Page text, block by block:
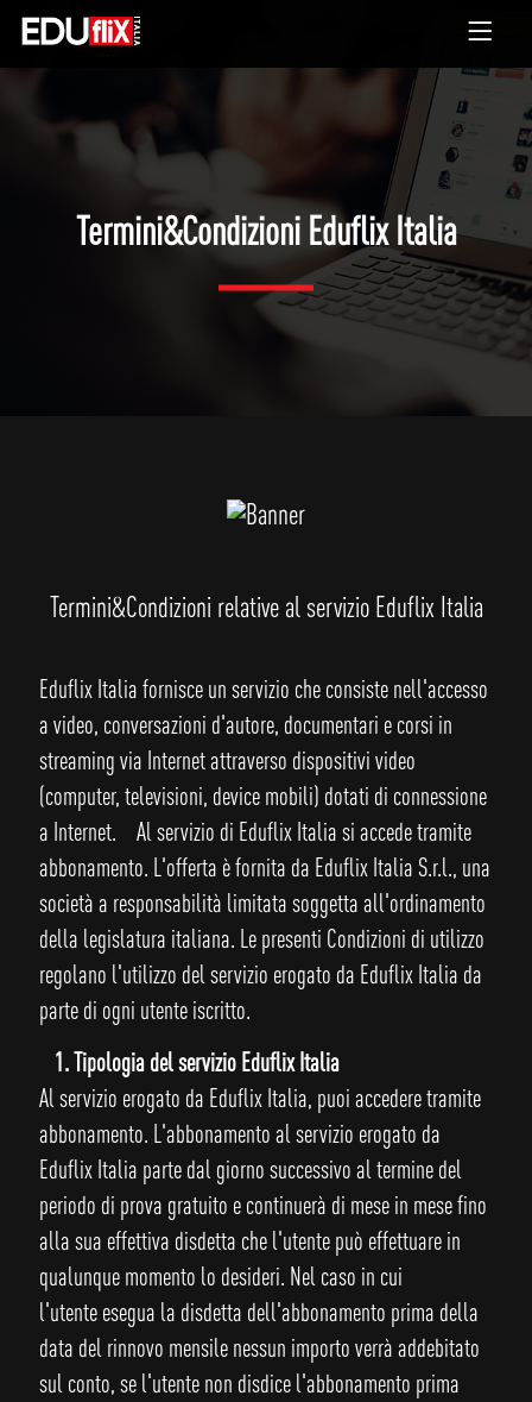
Termini&Condizioni Eduflix Italia
Termini&Condizioni relative al servizio Eduflix Italia
Eduflix Italia fornisce un servizio che consiste nell'accesso
a video, conversazioni d'autore, documentari e corsi in
streaming via Internet attraverso dispositivi video
(computer, televisioni, device mobili) dotati di connessione
a Internet. Al servizio di Eduflix Italia si accede tramite
abbonamento. L'offerta è fornita da Eduflix Italia S.r.l., una
società a responsabilità limitata soggetta all'ordinamento
della legislatura italiana. Le presenti Condizioni di utilizzo
regolano l'utilizzo del servizio erogato da Eduflix Italia da
parte di ogni utente iscritto.
1. Tipologia del servizio Eduflix Italia
Al servizio erogato da Eduflix Italia, puoi accedere tramite
abbonamento. L'abbonamento al servizio erogato da
Eduflix Italia parte dal giorno successivo al termine del
periodo di prova gratuito e continuerà di mese in mese fino
alla sua effettiva disdetta che l'utente può effettuare in
qualunque momento lo desideri. Nel caso in cui
l'utente esegua la disdetta dell'abbonamento prima della
data del rinnovo mensile nessun importo verrà addebitato
sul conto, se l'utente non disdice l'abbonamento prima